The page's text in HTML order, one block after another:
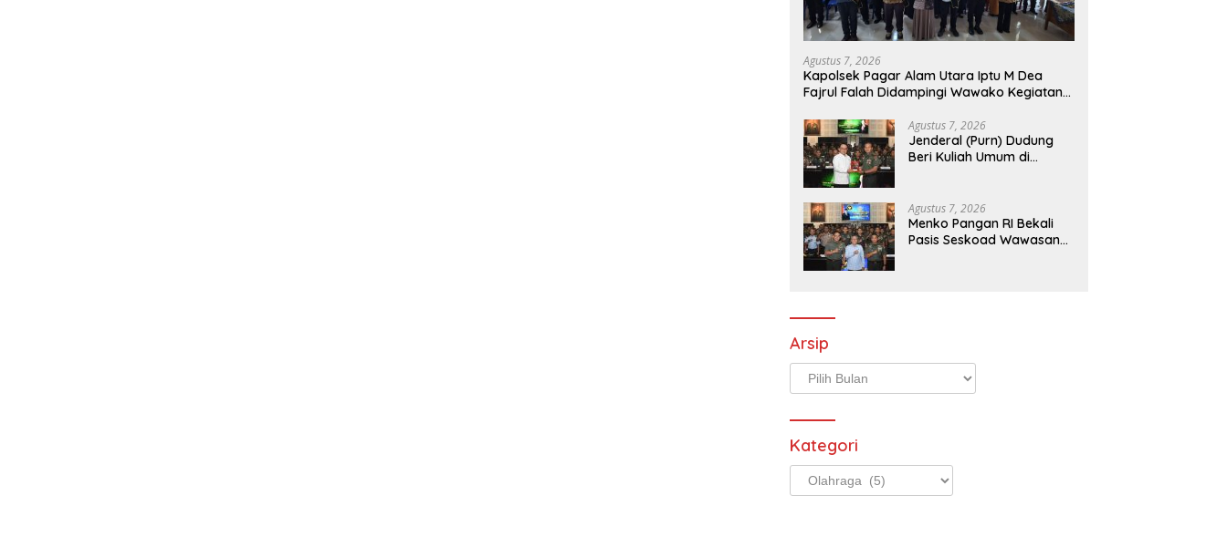
Agustus 7, 2026
Kapolsek Pagar Alam Utara Iptu M Dea
Fajrul Falah Didampingi Wawako Kegiatan
Agustus 7, 2026
Jenderal (Purn) Dudung
Beri Kuliah Umum di
Presiden
Agustus 7, 2026
Menko Pangan RI Bekali
Pasis Seskoad Wawasan
Arsip
Arsip
Kategori
Kategori